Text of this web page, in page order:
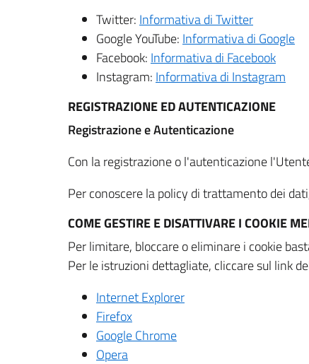
Twitter: Informativa di Twitter
Google YouTube: Informativa di Google
Facebook: Informativa di Facebook
Instagram: Informativa di Instagram
REGISTRAZIONE ED AUTENTICAZIONE
Registrazione e Autenticazione
Con la registrazione o l'autenticazione
Per conoscere la policy di trattamento dei
COME GESTIRE E DISATTIVARE I COOKIE
Per limitare, bloccare o eliminare i cookie
Per le istruzioni dettagliate, cliccare sul link
Internet Explorer
Firefox
Google Chrome
Opera